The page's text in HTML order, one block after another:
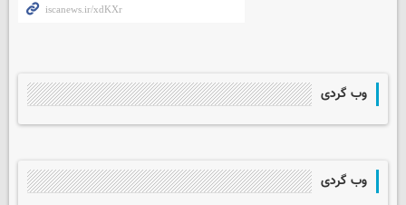
وب گردی
وب گردی